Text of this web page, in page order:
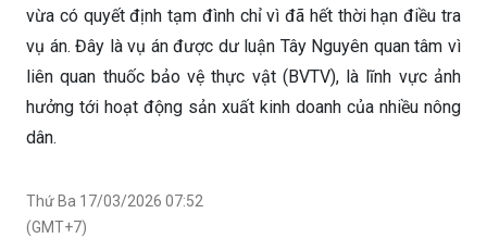
vừa có quyết định tạm đình chỉ vì đã hết thời hạn điều tra
vụ án. Đây là vụ án được dư luận Tây Nguyên quan tâm vì
liên quan thuốc bảo vệ thực vật (BVTV), là lĩnh vực ảnh
hưởng tới hoạt động sản xuất kinh doanh của nhiều nông
dân.
Thứ Ba 17/03/2026 07:52
(GMT+7)